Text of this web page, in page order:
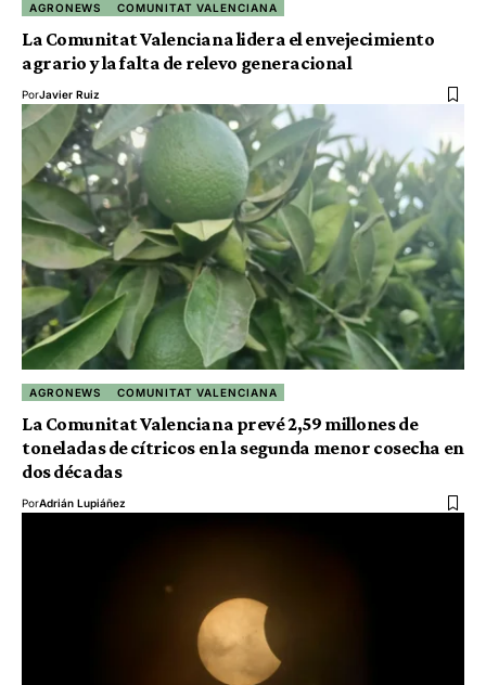
AGRONEWS COMUNITAT VALENCIANA
La Comunitat Valenciana lidera el envejecimiento
agrario y la falta de relevo generacional
PorJavier Ruiz
AGRONEWS COMUNITAT VALENCIANA
La Comunitat Valenciana prevé 2,59 millones de
toneladas de cítricos en la segunda menor cosecha en
dos décadas
PorAdrián Lupiáñez